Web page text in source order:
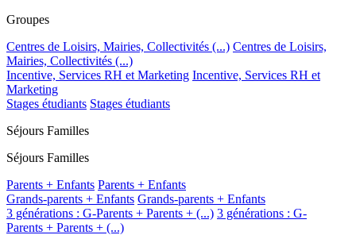
Groupes
Centres de Loisirs, Mairies, Collectivités (...) Centres de Loisirs,
Mairies, Collectivités (...)
Incentive, Services RH et Marketing Incentive, Services RH et
Marketing
Stages étudiants Stages étudiants
Séjours Familles
Séjours Familles
Parents + Enfants Parents + Enfants
Grands-parents + Enfants Grands-parents + Enfants
3 générations : G-Parents + Parents + (...) 3 générations : G-
Parents + Parents + (...)